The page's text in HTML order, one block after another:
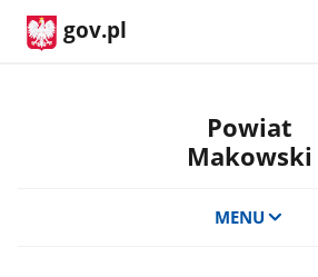
gov.pl
Powiat
Makowski
MENU